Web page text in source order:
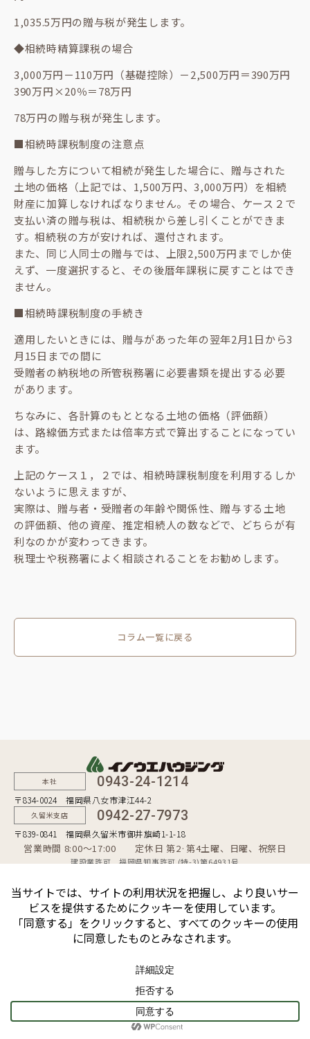
1,035.5万円の贈与税が発生します。
◆相続時精算課税の場合
3,000万円－110万円（基礎控除）－2,500万円＝390万円
390万円×20％＝78万円
78万円の贈与税が発生します。
■相続時課税制度の注意点
贈与した方について相続が発生した場合に、贈与された
土地の価格（上記では、1,500万円、3,000万円）を相続
財産に加算しなければなりません。その場合、ケース２で
支払い済の贈与税は、相続税から差し引くことができま
す。相続税の方が安ければ、還付されます。
また、同じ人同士の贈与では、上限2,500万円までしか使
えず、一度選択すると、その後暦年課税に戻すことはでき
ません。
■相続時課税制度の手続き
適用したいときには、贈与があった年の翌年2月1日から3
月15日までの間に
受贈者の納税地の所管税務署に必要書類を提出する必要
があります。
ちなみに、各計算のもととなる土地の価格（評価額）
は、路線価方式または倍率方式で算出することになってい
ます。
上記のケース１，２では、相続時課税制度を利用するしか
ないように思えますが、
実際は、贈与者・受贈者の年齢や関係性、贈与する土地
の評価額、他の資産、推定相続人の数などで、どちらが有
利なのかが変わってきます。
税理士や税務署によく相談されることをお勧めします。
コラム一覧に戻る
本社 0943-24-1214
〒834-0024 福岡県八女市津江44-2
久留米支店 0942-27-7973
〒839-0841 福岡県久留米市御井旗崎1-1-18
営業時間 8:00〜17:00 定休日 第2·第4土曜、日曜、祝祭日
建設業許可 福岡県知事許可 (特-3)第64931号
宅地建物取引業者 福岡県知事（10）第9254号
個人情報保護方針